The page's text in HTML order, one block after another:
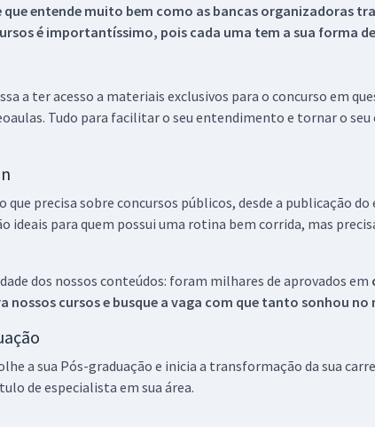
entende muito bem como as bancas organizadoras
é importantíssimo, pois cada uma tem a sua forma
a ter acesso a materiais exclusivos para o concurso em
Tudo para facilitar o seu entendimento e tornar o
que precisa sobre concursos públicos, desde a publicação
ideais para quem possui uma rotina bem corrida, mas
dos nossos conteúdos: foram milhares de aprovados em
nossos cursos e busque a vaga com que tanto sonhou no
a sua Pós-graduação e inicia a transformação da sua
de especialista em sua área.